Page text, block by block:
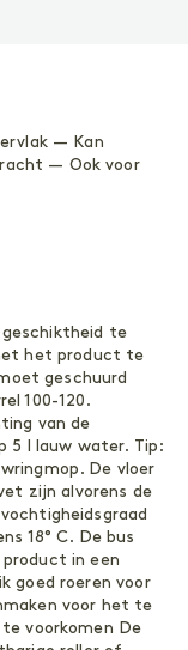
— Kan
— Ook voor
te
het product te
geschuurd
100-120.
van de
5 l lauw water. Tip:
De vloer
zijn alvorens de
18° C. De bus
product in een
goed roeren voor
voor het te
te voorkomen De